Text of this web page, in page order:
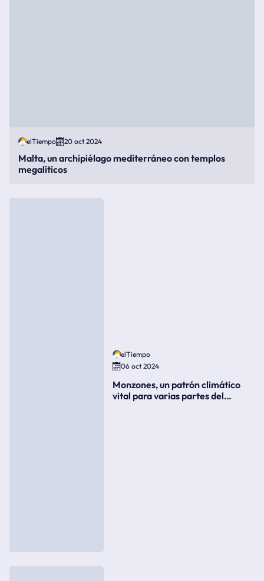
elTiempo 20 oct 2024
Malta, un archipiélago mediterráneo con templos
megalíticos
elTiempo
06 oct 2024
Monzones, un patrón climático
vital para varias partes del